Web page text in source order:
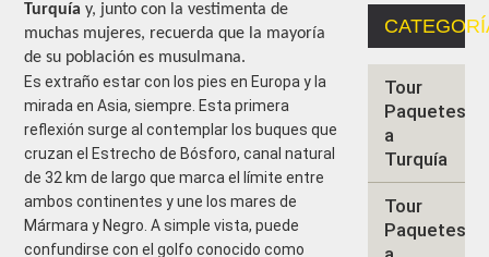
Turquía y, junto con la vestimenta de
muchas mujeres, recuerda que la mayoría
de su población es musulmana.
Es extraño estar con los pies en Europa y la
mirada en Asia, siempre. Esta primera
reflexión surge al contemplar los buques que
cruzan el Estrecho de Bósforo, canal natural
de 32 km de largo que marca el límite entre
ambos continentes y une los mares de
Mármara y Negro. A simple vista, puede
confundirse con el golfo conocido como
Tour
Paquetes
a
Turquía
Tour
Paquetes